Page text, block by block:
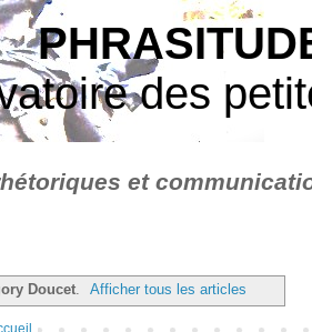
des
et
Doucet. Afficher tous les articles